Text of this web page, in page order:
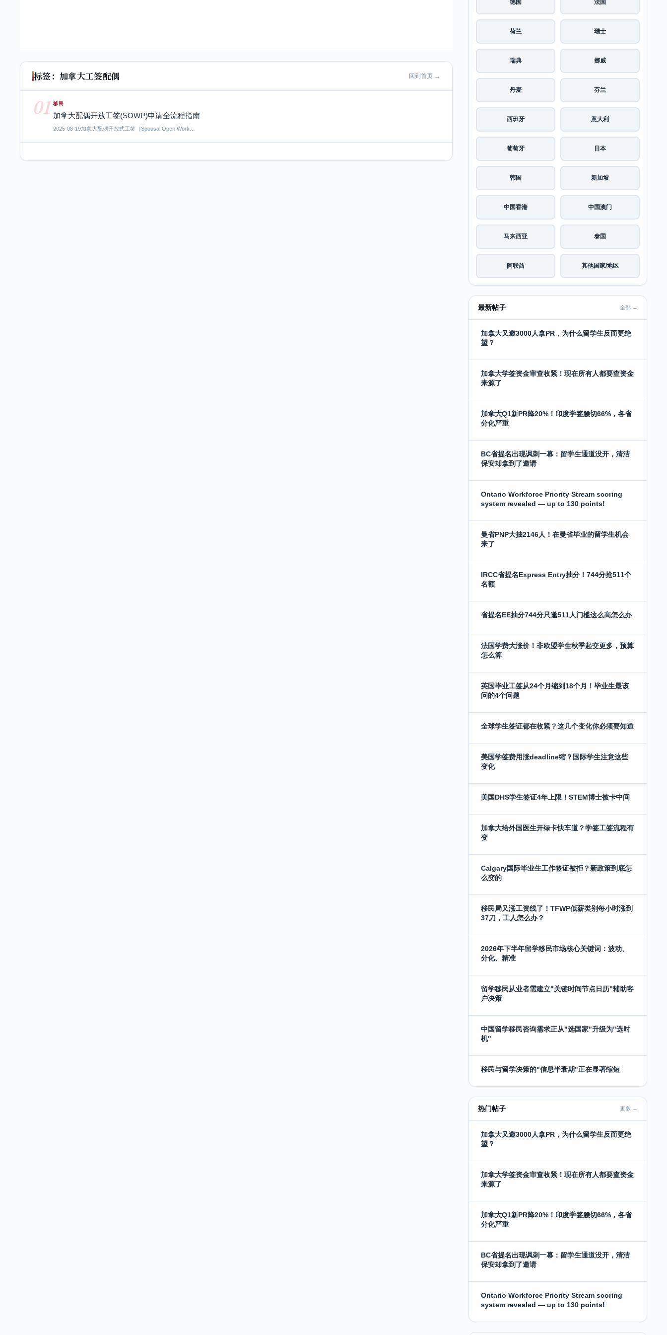
标签：加拿大工签配偶 回到首页 →
01 移民
加拿大配偶开放工签(SOWP)申请全流程指南
2025-08-19加拿大配偶开放式工签（Spousal Open Work…
德国 法国
荷兰 瑞士
瑞典 挪威
丹麦 芬兰
西班牙 意大利
葡萄牙 日本
韩国 新加坡
中国香港 中国澳门
马来西亚 泰国
阿联酋 其他国家/地区
最新帖子 全部 →
加拿大又邀3000人拿PR，为什么留学生反而更绝
望？
加拿大学签资金审查收紧！现在所有人都要查资金
来源了
加拿大Q1新PR降20%！印度学签腰切66%，各省
分化严重
BC省提名出现讽刺一幕：留学生通道没开，清洁
保安却拿到了邀请
Ontario Workforce Priority Stream scoring
system revealed — up to 130 points!
曼省PNP大抽2146人！在曼省毕业的留学生机会
来了
IRCC省提名Express Entry抽分！744分抢511个
名额
省提名EE抽分744分只邀511人门槛这么高怎么办
法国学费大涨价！非欧盟学生秋季起交更多，预算
怎么算
英国毕业工签从24个月缩到18个月！毕业生最该
问的4个问题
全球学生签证都在收紧？这几个变化你必须要知道
美国学签费用涨deadline缩？国际学生注意这些
变化
美国DHS学生签证4年上限！STEM博士被卡中间
加拿大给外国医生开绿卡快车道？学签工签流程有
变
Calgary国际毕业生工作签证被拒？新政策到底怎
么变的
移民局又涨工资线了！TFWP低薪类别每小时涨到
37刀，工人怎么办？
2026年下半年留学移民市场核心关键词：波动、
分化、精准
留学移民从业者需建立"关键时间节点日历"辅助客
户决策
中国留学移民咨询需求正从"选国家"升级为"选时
机"
移民与留学决策的"信息半衰期"正在显著缩短
热门帖子 更多 →
加拿大又邀3000人拿PR，为什么留学生反而更绝
望？
加拿大学签资金审查收紧！现在所有人都要查资金
来源了
加拿大Q1新PR降20%！印度学签腰切66%，各省
分化严重
BC省提名出现讽刺一幕：留学生通道没开，清洁
保安却拿到了邀请
Ontario Workforce Priority Stream scoring
system revealed — up to 130 points!